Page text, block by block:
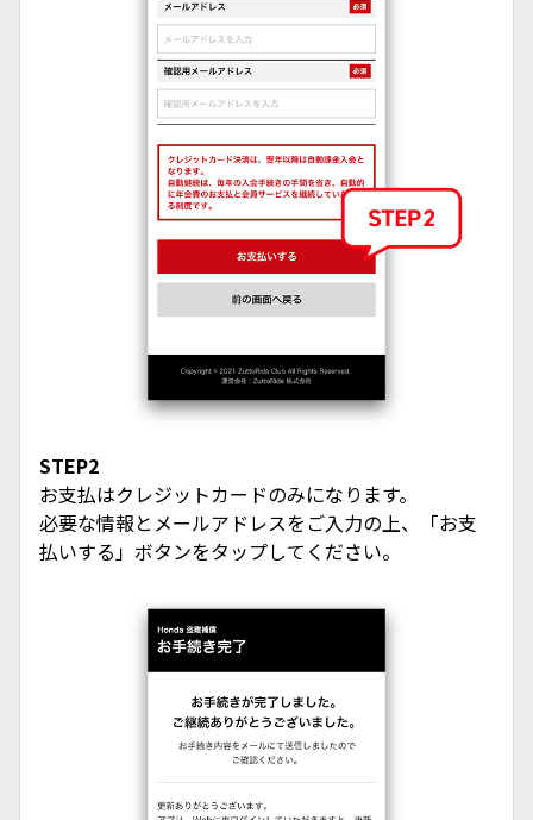
STEP2
お支払はクレジットカードのみになります。
必要な情報とメールアドレスをご入力の上、「お支
払いする」ボタンをタップしてください。